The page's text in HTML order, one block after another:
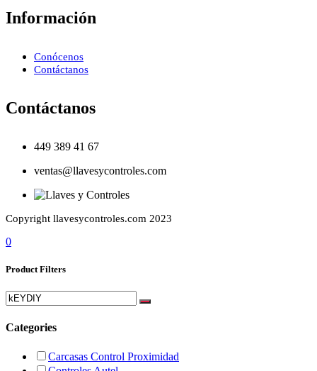
Información
Conócenos
Contáctanos
Contáctanos
449 389 41 67
ventas@llavesycontroles.com
Copyright llavesycontroles.com 2023
0
Product Filters
Categories
Carcasas Control Proximidad